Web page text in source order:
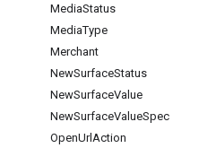
MediaStatus
MediaType
Merchant
NewSurfaceStatus
NewSurfaceValue
NewSurfaceValueSpec
OpenUrlAction